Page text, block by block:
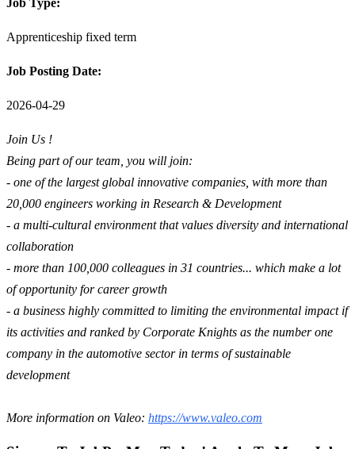
Job Type:
Apprenticeship fixed term
Job Posting Date:
2026-04-29
Join Us !
Being part of our team, you will join:
- one of the largest global innovative companies, with more than
20,000 engineers working in Research & Development
- a multi-cultural environment that values diversity and international
collaboration
- more than 100,000 colleagues in 31 countries... which make a lot
of opportunity for career growth
- a business highly committed to limiting the environmental impact if
its activities and ranked by Corporate Knights as the number one
company in the automotive sector in terms of sustainable
development
More information on Valeo: https://www.valeo.com